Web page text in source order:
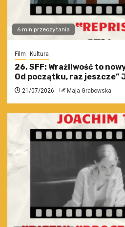
6 min przeczytania
Film Kultura
26. SFF: Wrażliwość to
Od początku, raz jeszcze”
21/07/2026 Maja Grabowska